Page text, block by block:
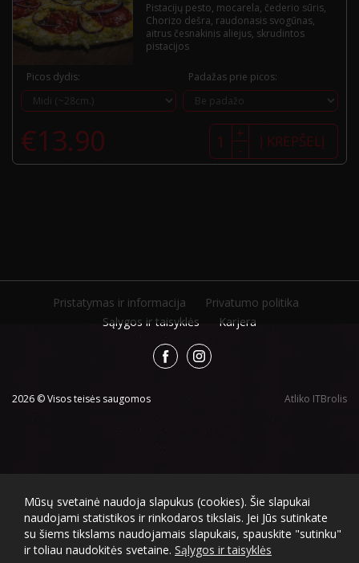
Pistacijų pesto, mocarela, čederio sūris,
Chorizo dešra, raudonasis svogūnas,
aitrus česnakinis aliejus, skrudintos
pistacijos
Picos dydis: Padažas prie picos:
€13.90 produkto
kiekis:
NAUJIENA!
Nr.
-
+ Į KREPŠELĮ
Pristatymas ir informacija
Privatumo politika
Sąlygos ir taisyklės
Karjera
2026 © Visos teisės saugomos Atliko ITBrolis
Mūsų svetainė naudoja slapukus (cookies). Šie slapukai
naudojami statistikos ir rinkodaros tikslais. Jei Jūs sutinkate
su šiems tikslams naudojamais slapukais, spauskite "sutinku"
ir toliau naudokitės svetaine. Sąlygos ir taisyklės